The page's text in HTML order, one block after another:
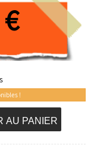
!
AU PANIER